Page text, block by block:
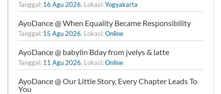
Tanggal: 16 Agu 2026, Lokasi:Yogyakarta
AyoDance @ When Equality Became Responsibility
Tanggal: 15 Agu 2026, Lokasi:Online
AyoDance @ babylin Bday from jvelys & latte
Tanggal: 11 Agu 2026, Lokasi:Online
AyoDance @ Our Little Story, Every Chapter Leads To
You